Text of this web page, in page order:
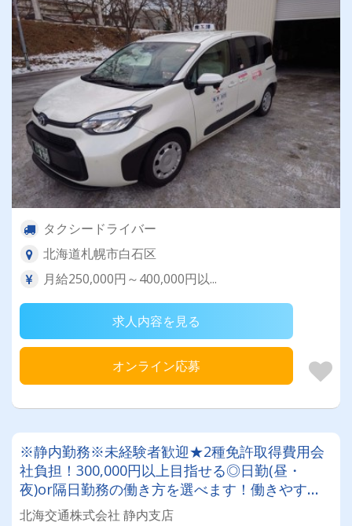
タクシードライバー
北海道札幌市白石区
月給250,000円～400,000円以...
求人内容を見る
オンライン応募
※静内勤務※未経験者歓迎★2種免許取得費用会
社負担！300,000円以上目指せる◎日勤(昼・
夜)or隔日勤務の働き方を選べます！働きやすい
と評判のタクシー会社
北海交通株式会社 静内支店